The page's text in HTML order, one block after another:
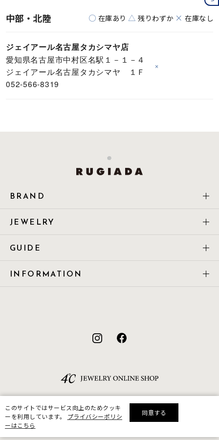
絞り込んで検索する
○ 在庫あり △ 残りわずか × 在庫なし
中部・北陸
ジェイアール名古屋タカシマヤ店
愛知県名古屋市中村区名駅１－１－４
ジェイアール名古屋タカシマヤ １Ｆ
052-566-8319
×
BRAND
JEWELRY
GUIDE
INFORMATION
このサイトではサービス向上のためクッキ
ーを利用しています。 プライバシーポリシ
ーはこちら
同意する